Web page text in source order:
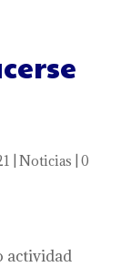
Noticias 0
actividad